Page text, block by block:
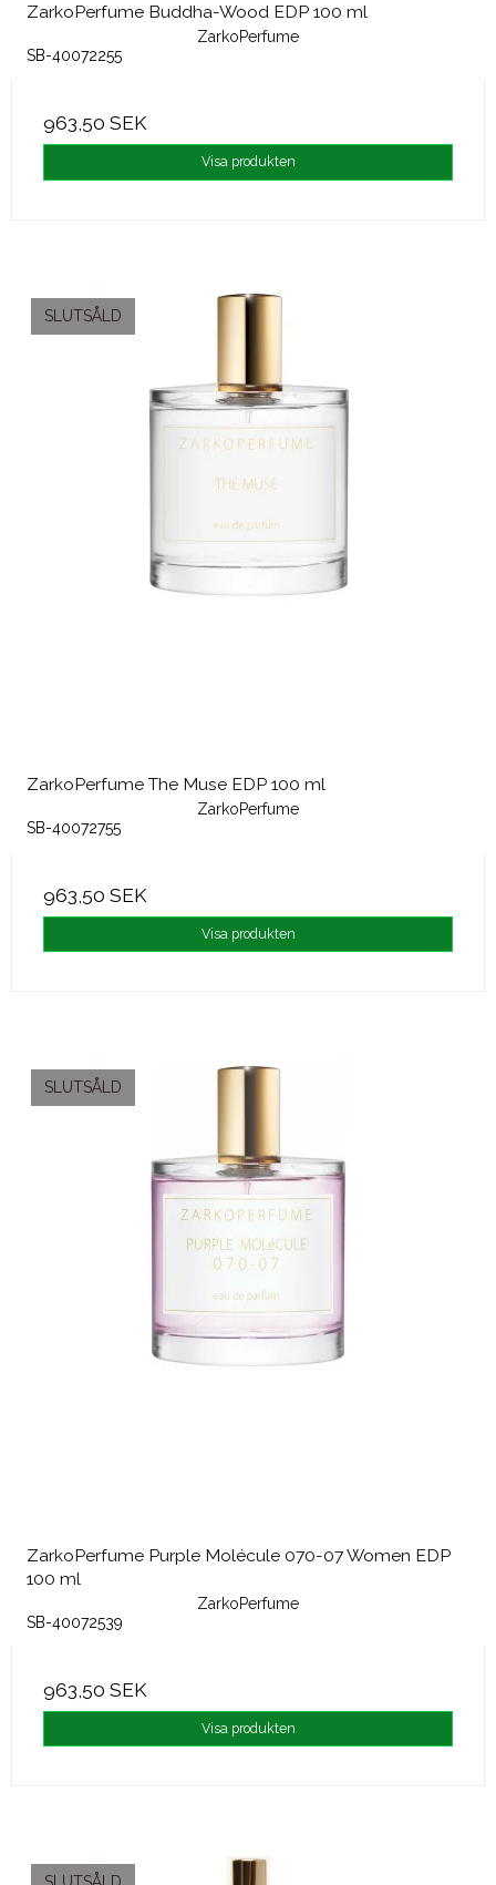
ZarkoPerfume Buddha-Wood EDP 100 ml
ZarkoPerfume
SB-40072255
963,50 SEK
Visa produkten
SLUTSÅLD
ZarkoPerfume The Muse EDP 100 ml
ZarkoPerfume
SB-40072755
963,50 SEK
Visa produkten
SLUTSÅLD
ZarkoPerfume Purple Molécule 070-07 Women EDP
100 ml
ZarkoPerfume
SB-40072539
963,50 SEK
Visa produkten